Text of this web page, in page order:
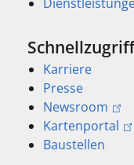
Schnellzugriff
Karriere
Presse
Newsroom
Kartenportal
Baustellen